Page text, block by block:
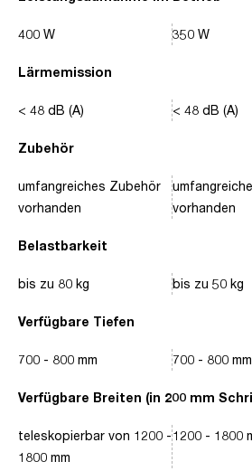
Lärmemission
Zubehör
Belastbarkeit
Verfügbare Tiefen
Verfügbare Breiten (in 200 mm
400 W
< 48 dB (A)
umfangreiches Zubehör
vorhanden
bis zu 80 kg
700 - 800 mm
teleskopierbar von 1200 -
1800 mm
350 W
< 48 dB (A)
vorhanden
bis zu 50 kg
700 - 800 mm
1200 - 1800